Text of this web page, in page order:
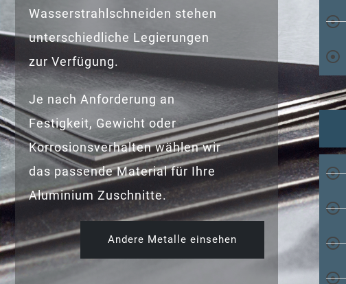
Wasserstrahlschneiden stehen
unterschiedliche Legierungen
zur Verfügung.
Je nach Anforderung an
Festigkeit, Gewicht oder
Korrosionsverhalten wählen wir
das passende Material für Ihre
Aluminium Zuschnitte.
Andere Metalle einsehen